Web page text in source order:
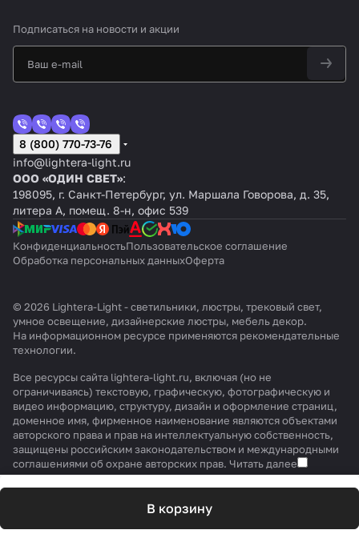
В корзину
Подписаться на новости и акции
8 (800) 770-73-76
info@lightera-light.ru
ООО «ОДИН СВЕТ»:
198095, г. Санкт-Петербург, ул. Маршала Говорова, д. 35,
литера А, помещ. 8-н, офис 539
КонфиденциальностьПользовательское соглашение
Обработка персональных данныхОферта
© 2026 Lightera-Light - светильники, люстры, трековый свет,
умное освещение, дизайнерские люстры, мебель декор.
На информационном ресурсе применяются рекомендательные
технологии.
Все ресурсы сайта lightera-light.ru, включая (но не
ограничиваясь) текстовую, графическую, фотографическую и
видео информацию, структуру, дизайн и оформление страниц,
доменное имя, фирменное наименование являются объектами
авторского права и прав на интеллектуальную собственность,
защищены российским законодательством и международными
соглашениями об охране авторских прав. Читать далее